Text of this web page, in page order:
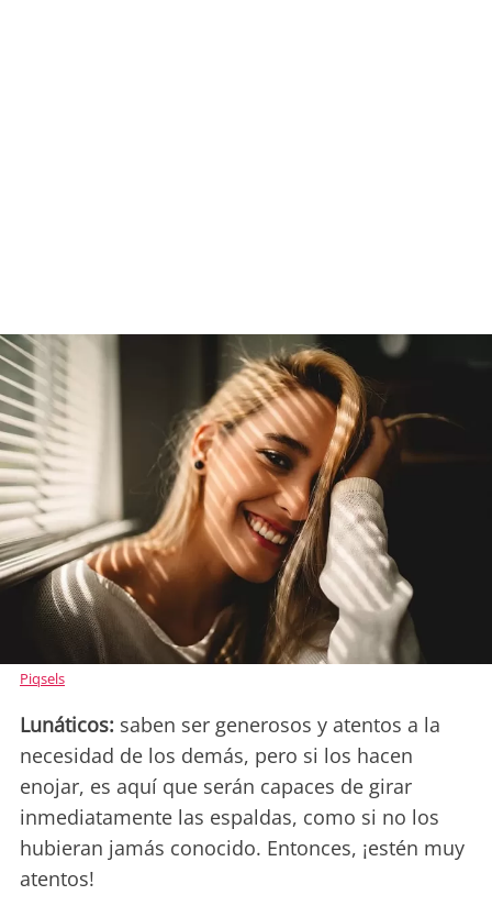
Piqsels
Lunáticos: saben ser generosos y atentos a la
necesidad de los demás, pero si los hacen
enojar, es aquí que serán capaces de girar
inmediatamente las espaldas, como si no los
hubieran jamás conocido. Entonces, ¡estén muy
atentos!